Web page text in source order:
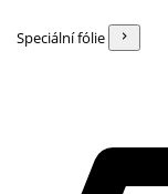
Speciální fólie